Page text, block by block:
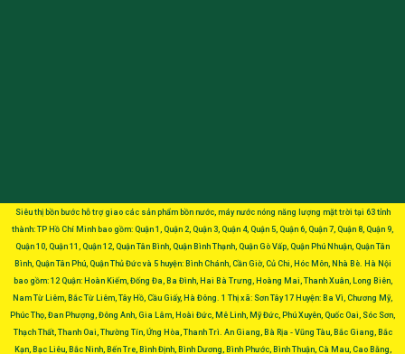
Siêu thị bồn bước hỗ trợ giao các sản phẩm bồn nước, máy nước nóng năng lượng mặt trời tại 63 tỉnh
thành: TP Hồ Chí Minh bao gồm: Quận 1, Quận 2, Quận 3, Quận 4, Quận 5, Quận 6, Quận 7, Quận 8, Quận 9,
Quận 10, Quận 11, Quận 12, Quận Tân Bình, Quận Bình Thạnh, Quận Gò Vấp, Quận Phú Nhuận, Quận Tân
Bình, Quận Tân Phú, Quận Thủ Đức và 5 huyện: Bình Chánh, Cần Giờ, Củ Chi, Hóc Môn, Nhà Bè. Hà Nội
bao gồm: 12 Quận: Hoàn Kiếm, Đống Đa, Ba Đình, Hai Bà Trưng, Hoàng Mai, Thanh Xuân, Long Biên,
Nam Từ Liêm, Bắc Từ Liêm, Tây Hồ, Cầu Giấy, Hà Đông. 1 Thị xã: Sơn Tây 17 Huyện: Ba Vì, Chương Mỹ,
Phúc Thọ, Đan Phượng, Đông Anh, Gia Lâm, Hoài Đức, Mê Linh, Mỹ Đức, Phú Xuyên, Quốc Oai, Sóc Sơn,
Thạch Thất, Thanh Oai, Thường Tín, Ứng Hòa, Thanh Trì. An Giang, Bà Rịa - Vũng Tàu, Bắc Giang, Bắc
Kạn, Bạc Liêu, Bắc Ninh, Bến Tre, Bình Định, Bình Dương, Bình Phước, Bình Thuận, Cà Mau, Cao Bằng,